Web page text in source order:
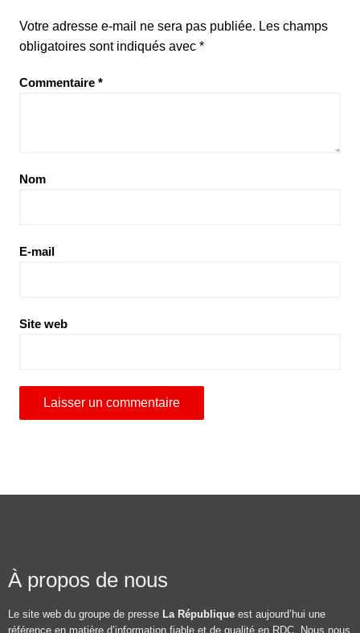
Votre adresse e-mail ne sera pas publiée. Les champs
obligatoires sont indiqués avec *
Commentaire *
Nom
E-mail
Site web
À propos de nous
Le site web du groupe de presse La République est aujourd’hui une
référence en matière d’information fiable et de qualité en RDC. Nous nous